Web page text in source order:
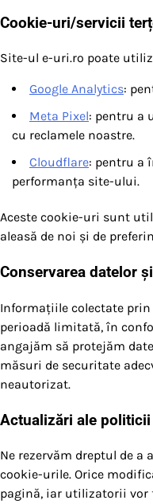
Cookie-uri/servicii
Site-ul e-uri.ro poate
Google Analytics:
Meta Pixel: pentru a
cu reclamele noastre.
Cloudflare: pentru a
performanța site-ului.
Aceste cookie-uri sunt
aleasă de noi și de
Conservarea datelor
Informațiile colectate
perioadă limitată, în
angajăm să protejăm
măsuri de securitate
neautorizat.
Actualizări ale politicii
Ne rezervăm dreptul de
cookie-urile. Orice
pagină, iar utilizatorii